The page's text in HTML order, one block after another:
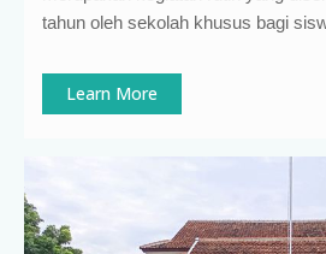
tahun oleh sekolah khusus bagi
Learn More